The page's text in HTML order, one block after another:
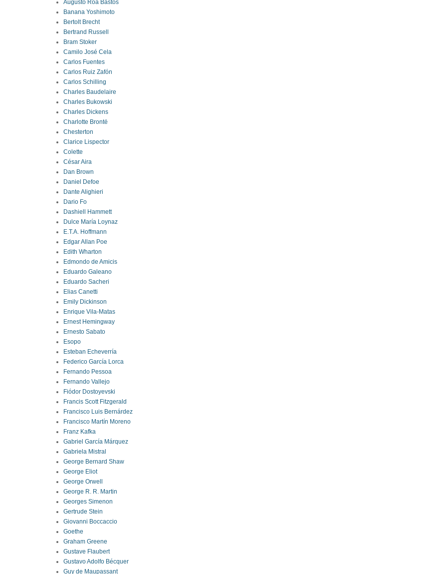
Augusto Roa Bastos
Banana Yoshimoto
Bertolt Brecht
Bertrand Russell
Bram Stoker
Camilo José Cela
Carlos Fuentes
Carlos Ruiz Zafón
Carlos Schilling
Charles Baudelaire
Charles Bukowski
Charles Dickens
Charlotte Brontë
Chesterton
Clarice Lispector
Colette
César Aira
Dan Brown
Daniel Defoe
Dante Alighieri
Dario Fo
Dashiell Hammett
Dulce María Loynaz
E.T.A. Hoffmann
Edgar Allan Poe
Edith Wharton
Edmondo de Amicis
Eduardo Galeano
Eduardo Sacheri
Elias Canetti
Emily Dickinson
Enrique Vila-Matas
Ernest Hemingway
Ernesto Sabato
Esopo
Esteban Echeverría
Federico García Lorca
Fernando Pessoa
Fernando Vallejo
Fiódor Dostoyevski
Francis Scott Fitzgerald
Francisco Luis Bernárdez
Francisco Martín Moreno
Franz Kafka
Gabriel García Márquez
Gabriela Mistral
George Bernard Shaw
George Eliot
George Orwell
George R. R. Martin
Georges Simenon
Gertrude Stein
Giovanni Boccaccio
Goethe
Graham Greene
Gustave Flaubert
Gustavo Adolfo Bécquer
Guy de Maupassant